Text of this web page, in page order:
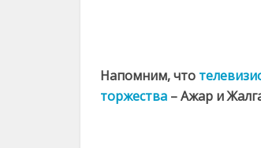
Напомним, что
торжества – Ажар и